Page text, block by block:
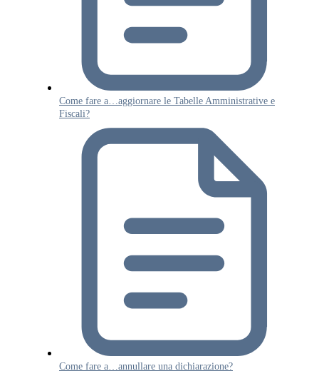
Come fare a…aggiornare le Tabelle Amministrative e
Fiscali?
Come fare a…annullare una dichiarazione?